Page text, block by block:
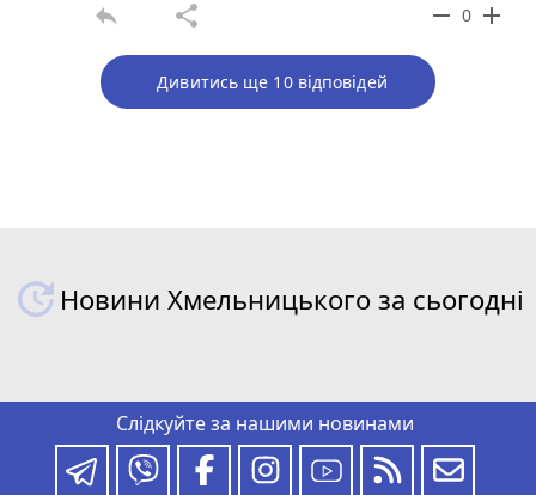
reply share remove 0 add
Дивитись ще 10 відповідей
Новини Хмельницького за сьогодні
Слідкуйте за нашими новинами